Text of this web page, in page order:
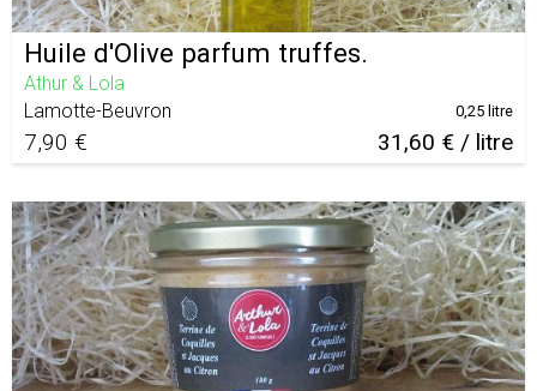
Huile d'Olive parfum truffes.
Athur & Lola
Lamotte-Beuvron
7,90 € 31,60 € / litre
0,25 litre